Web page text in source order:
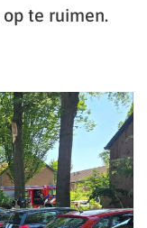
te ruimen.